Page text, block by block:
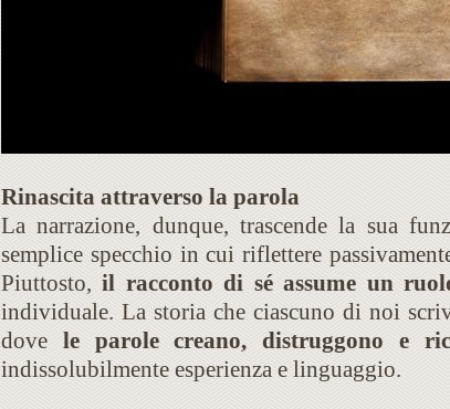
Rinascita attraverso la parola
La narrazione, dunque, trascende la sua
semplice specchio in cui riflettere
Piuttosto,il racconto di sé assume un
individuale. La storia che ciascuno di noi
dove le parole creano, distruggono e
indissolubilmente esperienza e linguaggio.